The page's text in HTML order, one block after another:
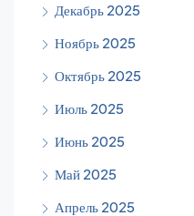
Декабрь 2025
Ноябрь 2025
Октябрь 2025
Июль 2025
Июнь 2025
Май 2025
Апрель 2025